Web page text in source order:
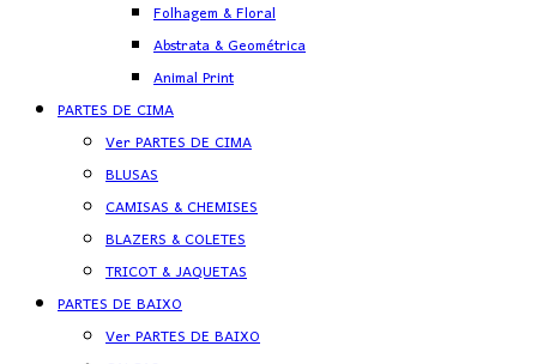
Folhagem & Floral
Abstrata & Geométrica
Animal Print
PARTES DE CIMA
Ver PARTES DE CIMA
BLUSAS
CAMISAS & CHEMISES
BLAZERS & COLETES
TRICOT & JAQUETAS
PARTES DE BAIXO
Ver PARTES DE BAIXO